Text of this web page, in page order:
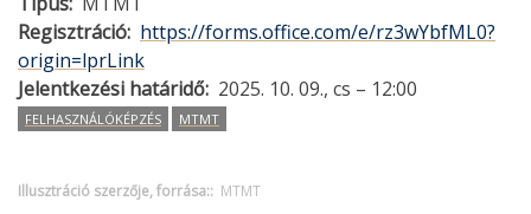
Regisztráció https://forms.office.com/e/rz3wYbfML0?
origin=lprLink
Jelentkezési határidő 2025. 10. 09., cs – 12:00
FELHASZNÁLÓKÉPZÉS MTMT
Illusztráció szerzője, forrása: MTMT